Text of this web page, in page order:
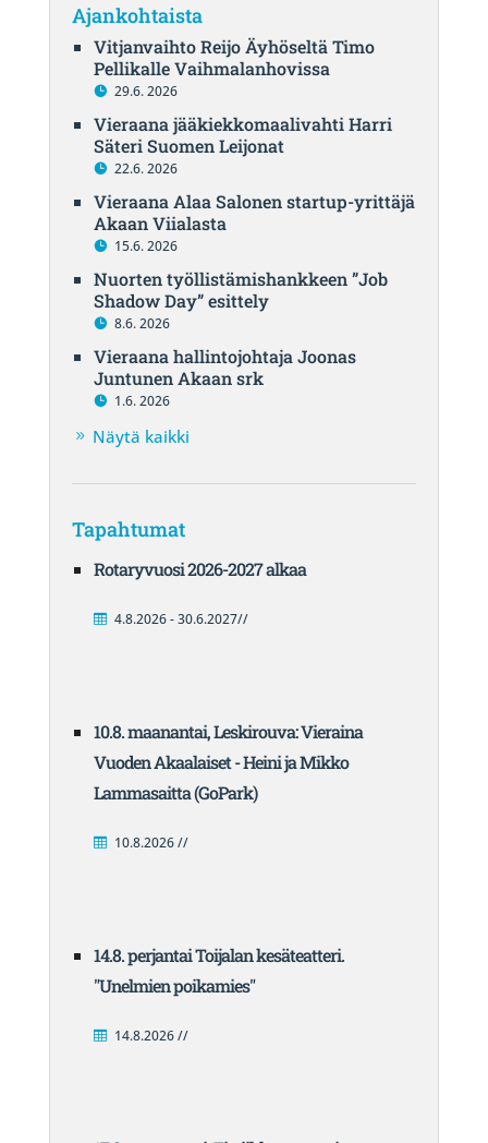
Ajankohtaista
Vitjanvaihto Reijo Äyhöseltä Timo
Pellikalle Vaihmalanhovissa
29.6. 2026
Vieraana jääkiekkomaalivahti Harri
Säteri Suomen Leijonat
22.6. 2026
Vieraana Alaa Salonen startup-yrittäjä
Akaan Viialasta
15.6. 2026
Nuorten työllistämishankkeen ”Job
Shadow Day” esittely
8.6. 2026
Vieraana hallintojohtaja Joonas
Juntunen Akaan srk
1.6. 2026
Näytä kaikki
Tapahtumat
Rotaryvuosi 2026-2027 alkaa
4.8.2026 - 30.6.2027//
10.8. maanantai, Leskirouva: Vieraina
Vuoden Akaalaiset - Heini ja Mikko
Lammasaitta (GoPark)
10.8.2026 //
14.8. perjantai Toijalan kesäteatteri.
"Unelmien poikamies"
14.8.2026 //